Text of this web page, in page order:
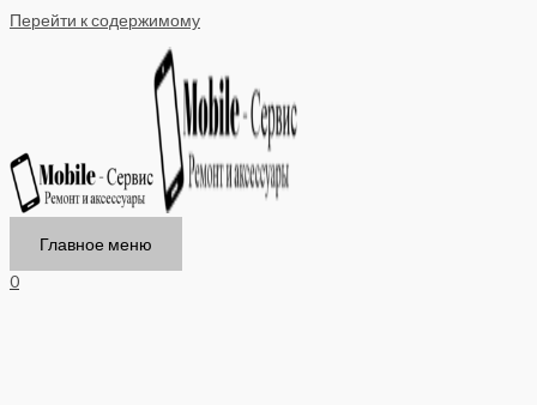
Перейти к содержимому
Главное меню
0